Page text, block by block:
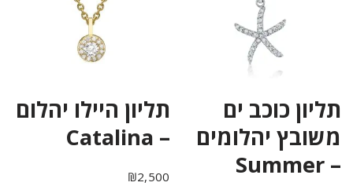
תליון כוכב ים
משובץ יהלומים
– Summer
תליון היילו יהלום
– Catalina
₪2,500